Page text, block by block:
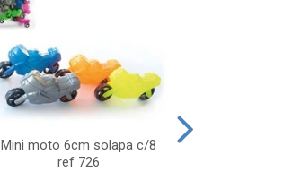
Mini moto 6cm solapa c/8
ref 726